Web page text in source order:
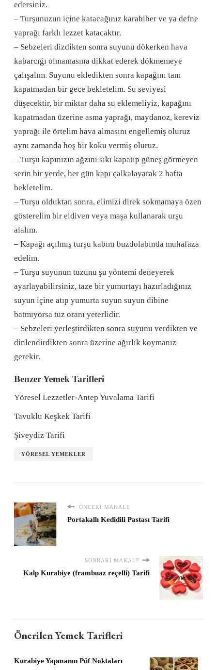
edersiniz.
– Turşunuzun içine katacağınız karabiber ve ya defne
yaprağı farklı lezzet katacaktır.
– Sebzeleri dizdikten sonra suyunu dökerken hava
kabarcığı olmamasına dikkat ederek dökmemeye
çalışalım. Suyunu ekledikten sonra kapağını tam
kapatmadan bir gece bekletelim. Su seviyesi
düşecektir, bir miktar daha su eklemeliyiz, kapağını
kapatmadan üzerine asma yaprağı, maydanoz, kereviz
yaprağı ile örtelim hava almasını engellemiş oluruz
aynı zamanda hoş bir koku vermiş oluruz.
– Turşu kapınızın ağzını sıkı kapatıp güneş görmeyen
serin bir yerde, her gün kapı çalkalayarak 2 hafta
bekletelim.
– Turşu olduktan sonra, elimizi direk sokmamaya özen
gösterelim bir eldiven veya maşa kullanarak urşu
alalım.
– Kapağı açılmış turşu kabını buzdolabında muhafaza
edelim.
– Turşu suyunun tuzunu şu yöntemi deneyerek
ayarlayabilirsiniz, taze bir yumurtayı hazırladığınız
suyun içine atıp yumurta suyun suyun dibine
batmıyorsa tuz oranı yeterlidir.
– Sebzeleri yerleştirdikten sonra suyunu verdikten ve
dinlendirdikten sonra üzerine ağırlık koymanız
gerekir.
Benzer Yemek Tarifleri
Yöresel Lezzetler-Antep Yuvalama Tarifi
Tavuklu Keşkek Tarifi
Şiveydiz Tarifi
YÖRESEL YEMEKLER
ÖNCEKI MAKALE
Portakallı Kedidili Pastası Tarifi
SONRAKI MAKALE
Kalp Kurabiye (frambuaz reçelli) Tarifi
Önerilen Yemek Tarifleri
Kurabiye Yapmanın Püf Noktaları